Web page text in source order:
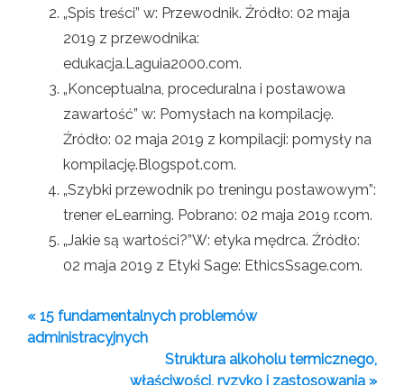
„Spis treści” w: Przewodnik. Źródło: 02 maja
2019 z przewodnika:
edukacja.Laguia2000.com.
„Konceptualna, proceduralna i postawowa
zawartość” w: Pomysłach na kompilację.
Źródło: 02 maja 2019 z kompilacji: pomysły na
kompilację.Blogspot.com.
„Szybki przewodnik po treningu postawowym”:
trener eLearning. Pobrano: 02 maja 2019 r.com.
„Jakie są wartości?”W: etyka mędrca. Źródło:
02 maja 2019 z Etyki Sage: EthicsSsage.com.
« 15 fundamentalnych problemów
administracyjnych
Struktura alkoholu termicznego,
właściwości, ryzyko i zastosowania »